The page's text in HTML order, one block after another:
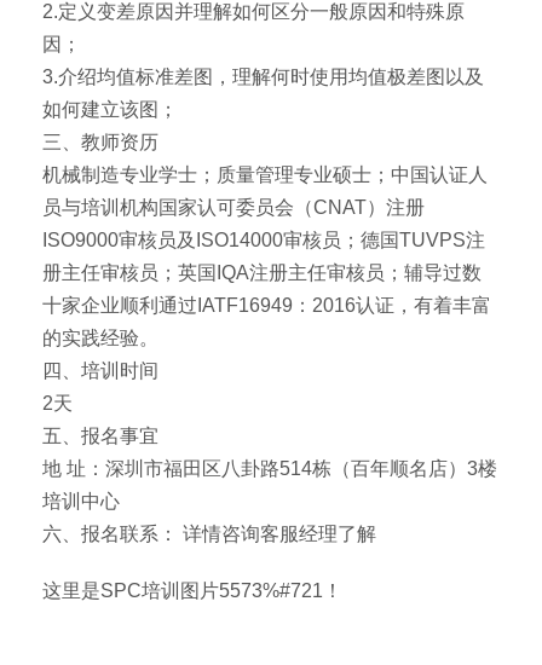
2.定义变差原因并理解如何区分一般原因和特殊原
因；
3.介绍均值标准差图，理解何时使用均值极差图以及
如何建立该图；
三、教师资历
机械制造专业学士；质量管理专业硕士；中国认证人
员与培训机构国家认可委员会（CNAT）注册
ISO9000审核员及ISO14000审核员；德国TUVPS注
册主任审核员；英国IQA注册主任审核员；辅导过数
十家企业顺利通过IATF16949：2016认证，有着丰富
的实践经验。
四、培训时间
2天
五、报名事宜
地 址：深圳市福田区八卦路514栋（百年顺名店）3楼
培训中心
六、报名联系： 详情咨询客服经理了解
这里是SPC培训图片5573%#721！